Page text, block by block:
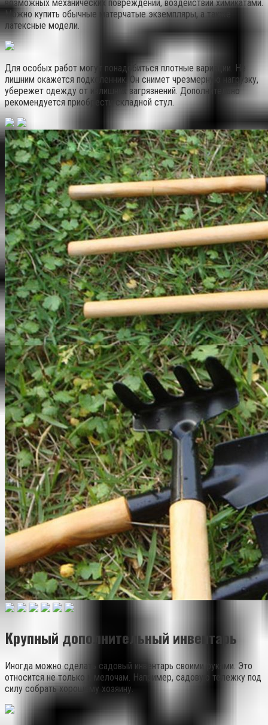
возможных механических повреждений, воздействий химикатами.
Можно купить обычные матерчатые экземпляры, а также
латексные модели.
Для особых работ могут понадобиться плотные вариации. Не
лишним окажется подколенник. Он снимет чрезмерную нагрузку,
убережет одежду от излишних загрязнений. Дополнительно
рекомендуется приобрести складной стул.
Крупный дополнительный инвентарь
Иногда можно сделать садовый инвентарь своими руками. Это
относится не только к мелочам. Например, садовую тележку под
силу собрать хорошему хозяину.